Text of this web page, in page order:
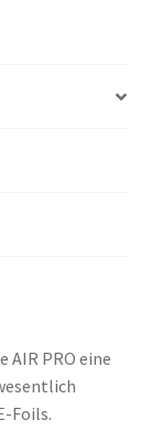
PRO eine
Foils.